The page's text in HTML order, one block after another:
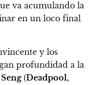
va acumulando la
en un loco final
y los
profundidad a la
(Deadpool,